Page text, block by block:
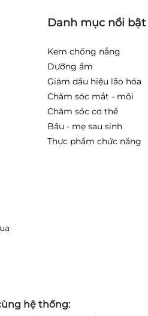
Danh mục nổi bật
Kem chống nắng
Dưỡng ẩm
Giảm dấu hiệu lão hóa
Chăm sóc mắt - môi
Chăm sóc cơ thể
Bầu - mẹ sau sinh
Thực phẩm chức năng
hệ thống: